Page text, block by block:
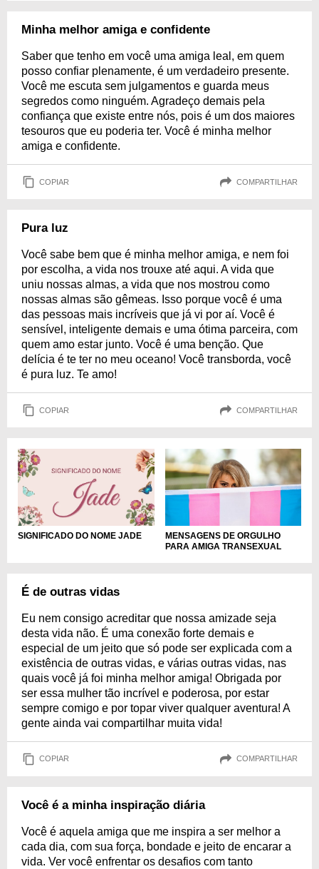
Minha melhor amiga e confidente
Saber que tenho em você uma amiga leal, em quem
posso confiar plenamente, é um verdadeiro presente.
Você me escuta sem julgamentos e guarda meus
segredos como ninguém. Agradeço demais pela
confiança que existe entre nós, pois é um dos maiores
tesouros que eu poderia ter. Você é minha melhor
amiga e confidente.
COPIAR COMPARTILHAR
Pura luz
Você sabe bem que é minha melhor amiga, e nem foi
por escolha, a vida nos trouxe até aqui. A vida que
uniu nossas almas, a vida que nos mostrou como
nossas almas são gêmeas. Isso porque você é uma
das pessoas mais incríveis que já vi por aí. Você é
sensível, inteligente demais e uma ótima parceira, com
quem amo estar junto. Você é uma benção. Que
delícia é te ter no meu oceano! Você transborda, você
é pura luz. Te amo!
COPIAR COMPARTILHAR
SIGNIFICADO DO NOME JADE
MENSAGENS DE ORGULHO
PARA AMIGA TRANSEXUAL
É de outras vidas
Eu nem consigo acreditar que nossa amizade seja
desta vida não. É uma conexão forte demais e
especial de um jeito que só pode ser explicada com a
existência de outras vidas, e várias outras vidas, nas
quais você já foi minha melhor amiga! Obrigada por
ser essa mulher tão incrível e poderosa, por estar
sempre comigo e por topar viver qualquer aventura! A
gente ainda vai compartilhar muita vida!
COPIAR COMPARTILHAR
Você é a minha inspiração diária
Você é aquela amiga que me inspira a ser melhor a
cada dia, com sua força, bondade e jeito de encarar a
vida. Ver você enfrentar os desafios com tanto